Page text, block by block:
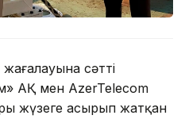
сәтті
АҚ мен AzerTelecom
жүзеге асырып жатқан